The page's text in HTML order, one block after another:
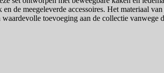
de meegeleverde accessoires. Het materiaal
toevoeging aan de collectie vanwege